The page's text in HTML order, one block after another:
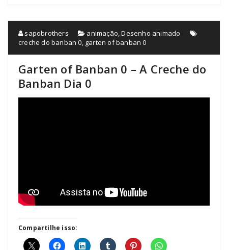
sapobrothers animação,Desenho animado
creche do banban 0, garten of banban 0
Garten of Banban 0 – A Creche do
Banban Dia 0
Compartilhe isso: